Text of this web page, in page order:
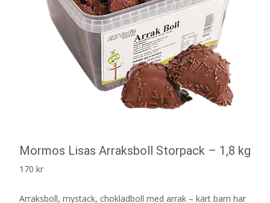
Mormos Lisas Arraksboll Storpack – 1,8 kg
170 kr
Arraksboll, mystack, chokladboll med arrak – kärt barn har